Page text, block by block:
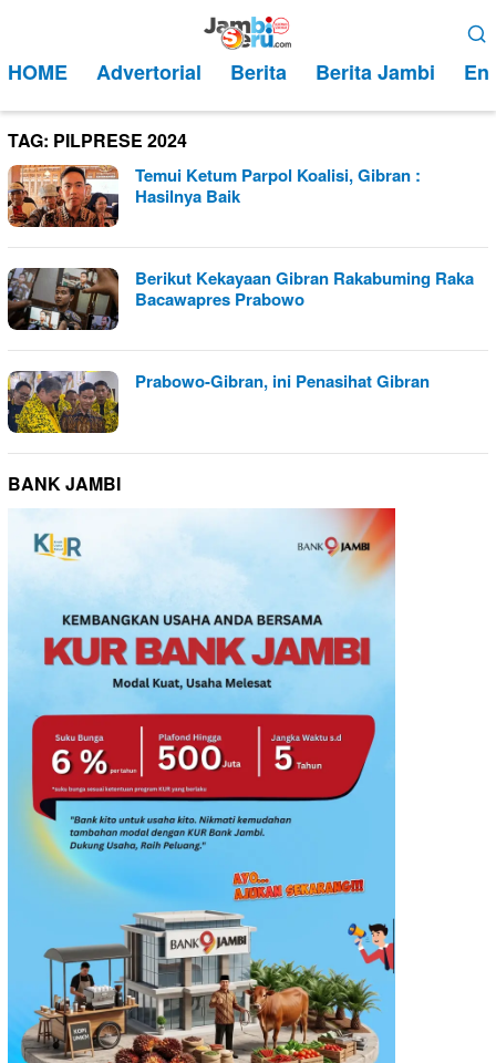
kontenMobile
HOME Advertorial Berita Berita Jambi
TAG: PILPRESE 2024
Temui Ketum Parpol Koalisi, Gibran :
Hasilnya Baik
Berikut Kekayaan Gibran Rakabuming Raka
Bacawapres Prabowo
Prabowo-Gibran, ini Penasihat Gibran
BANK JAMBI